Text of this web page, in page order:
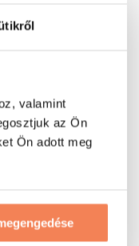
valamint
az Ön
Ön adott meg